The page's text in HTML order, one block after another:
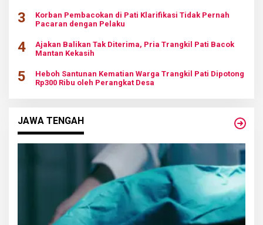
3
Korban Pembacokan di Pati Klarifikasi Tidak Pernah
Pacaran dengan Pelaku
4
Ajakan Balikan Tak Diterima, Pria Trangkil Pati Bacok
Mantan Kekasih
5
Heboh Santunan Kematian Warga Trangkil Pati Dipotong
Rp300 Ribu oleh Perangkat Desa
JAWA TENGAH